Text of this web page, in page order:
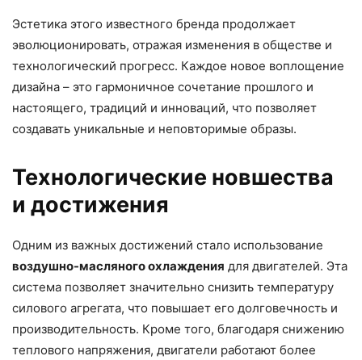
Эстетика этого известного бренда продолжает
эволюционировать, отражая изменения в обществе и
технологический прогресс. Каждое новое воплощение
дизайна – это гармоничное сочетание прошлого и
настоящего, традиций и инноваций, что позволяет
создавать уникальные и неповторимые образы.
Технологические новшества
и достижения
Одним из важных достижений стало использование
воздушно-масляного охлаждения для двигателей. Эта
система позволяет значительно снизить температуру
силового агрегата, что повышает его долговечность и
производительность. Кроме того, благодаря снижению
теплового напряжения, двигатели работают более